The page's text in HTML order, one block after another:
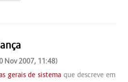
Nov 2007, 11:48)
gerais de sistema que descreve em